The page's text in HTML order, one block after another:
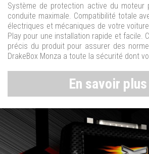
Système de protection active du moteur
conduite maximale. Compatibilité totale
électriques et mécaniques de votre
Play pour une installation rapide et facile.
précis du produit pour assurer des
DrakeBox Monza a toute la sécurité dont
En savoir plus